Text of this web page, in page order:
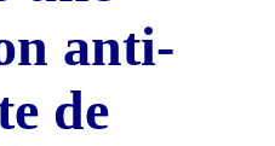
anti-
de